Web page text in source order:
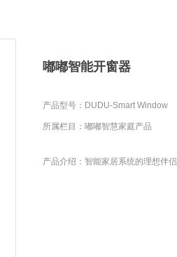
嘟嘟智能开窗器
产品型号：DUDU-Smart Window
所属栏目：嘟嘟智慧家庭产品
产品介绍：智能家居系统的理想伴侣